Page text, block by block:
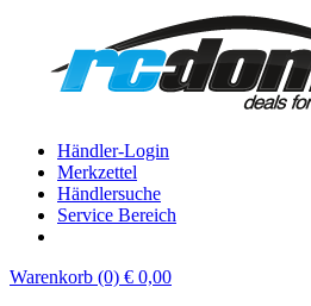
Händler-Login
Merkzettel
Händlersuche
Service Bereich
Warenkorb (0) € 0,00